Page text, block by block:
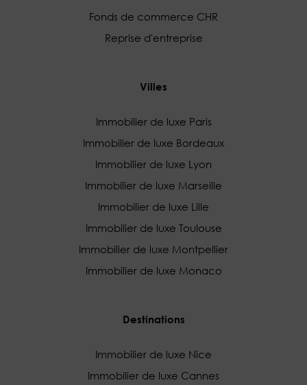
Fonds de commerce CHR
Reprise d'entreprise
Villes
Immobilier de luxe Paris
Immobilier de luxe Bordeaux
Immobilier de luxe Lyon
Immobilier de luxe Marseille
Immobilier de luxe Lille
Immobilier de luxe Toulouse
Immobilier de luxe Montpellier
Immobilier de luxe Monaco
Destinations
Immobilier de luxe Nice
Immobilier de luxe Cannes